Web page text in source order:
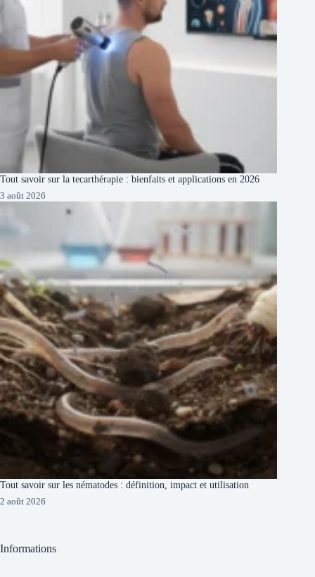
Tout savoir sur la tecarthérapie : bienfaits et applications en 2026
3 août 2026
Tout savoir sur les nématodes : définition, impact et utilisation
2 août 2026
Informations